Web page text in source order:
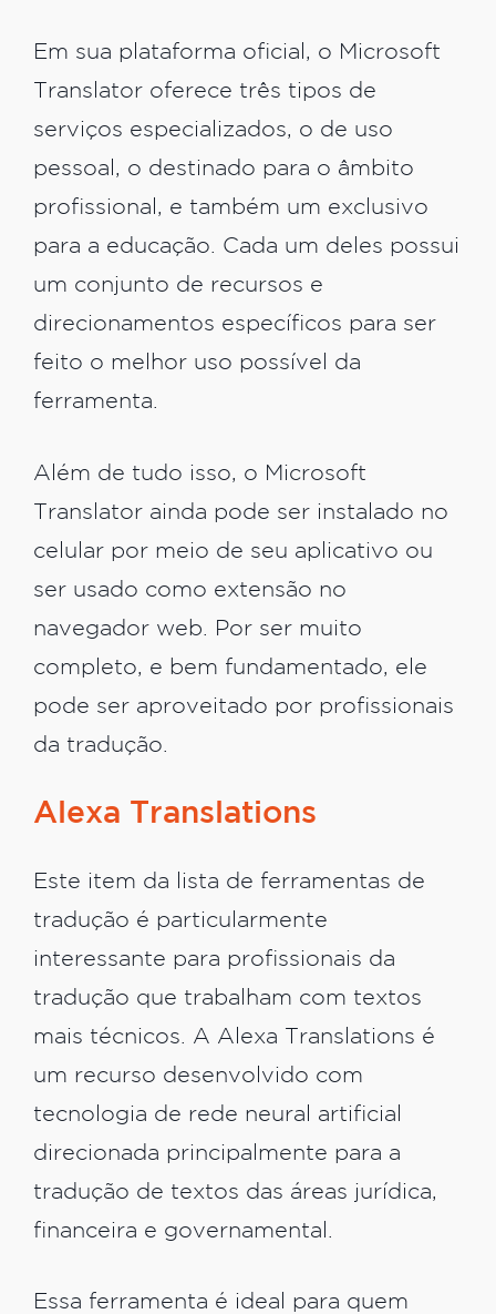
Em sua plataforma oficial, o Microsoft
Translator oferece três tipos de
serviços especializados, o de uso
pessoal, o destinado para o âmbito
profissional, e também um exclusivo
para a educação. Cada um deles possui
um conjunto de recursos e
direcionamentos específicos para ser
feito o melhor uso possível da
ferramenta.
Além de tudo isso, o Microsoft
Translator ainda pode ser instalado no
celular por meio de seu aplicativo ou
ser usado como extensão no
navegador web. Por ser muito
completo, e bem fundamentado, ele
pode ser aproveitado por profissionais
da tradução.
Alexa Translations
Este item da lista de ferramentas de
tradução é particularmente
interessante para profissionais da
tradução que trabalham com textos
mais técnicos. A Alexa Translations é
um recurso desenvolvido com
tecnologia de rede neural artificial
direcionada principalmente para a
tradução de textos das áreas jurídica,
financeira e governamental.
Essa ferramenta é ideal para quem